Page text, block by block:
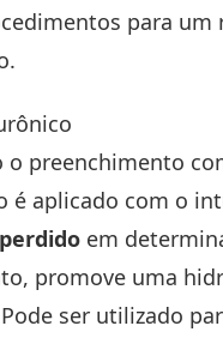
para um
o preenchimento
é aplicado com o
em
promove uma
ser utilizado